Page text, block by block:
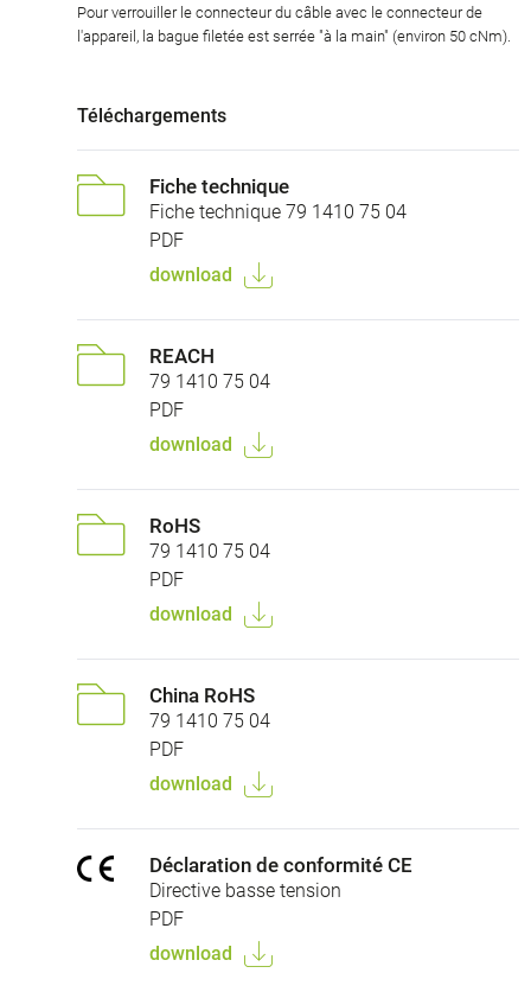
Pour verrouiller le connecteur du câble avec le connecteur de
l'appareil, la bague filetée est serrée "à la main" (environ 50 cNm).
Téléchargements
Fiche technique
Fiche technique 79 1410 75 04
PDF
download
REACH
79 1410 75 04
PDF
download
RoHS
79 1410 75 04
PDF
download
China RoHS
79 1410 75 04
PDF
download
Déclaration de conformité CE
Directive basse tension
PDF
download